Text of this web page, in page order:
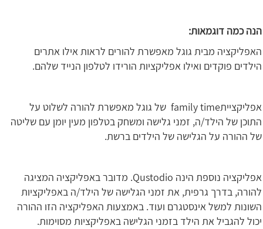
הנה כמה דוגמאות:
האפליקציה מבית גוגל מאפשרת להורים לראות אילו אתרים
הילדים פוקדים ואילו אפליקציות הורידו לטלפון הנייד שלהם.
אפליקצייתfamily time של גוגל מאפשרת להורה לשלוט על
התוכן של הילד/ה, זמני גלישה ומשחק בטלפון מעין יומן עם שליטה
של ההורה על הגלישה של הילדים ברשת.
אפליקציה נוספת הינה Qustodio. מדובר באפליקציה המציגה
להורה, בדרך גרפית, את זמני הגלישה של הילד/ה באפליקציות
השונות למשל אינסטגרם ועוד. באמצעות האפליקציה הזו ההורה
יכול להגביל את הילד בזמני הגלישה באפליקציות מסוימות.